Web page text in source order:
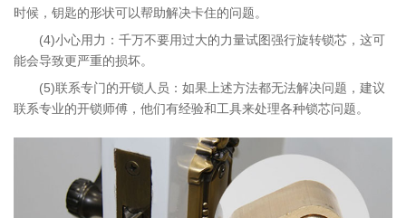
时候，钥匙的形状可以帮助解决卡住的问题。
(4)小心用力：千万不要用过大的力量试图强行旋转锁芯，这可
能会导致更严重的损坏。
(5)联系专门的开锁人员：如果上述方法都无法解决问题，建议
联系专业的开锁师傅，他们有经验和工具来处理各种锁芯问题。